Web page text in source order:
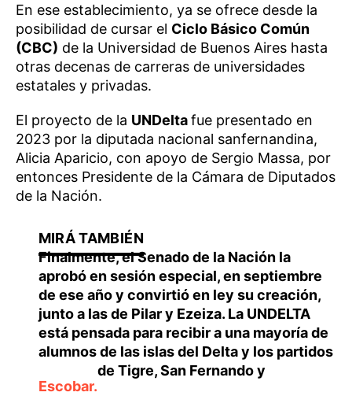
En ese establecimiento, ya se ofrece desde la
posibilidad de cursar el Ciclo Básico Común
(CBC) de la Universidad de Buenos Aires hasta
otras decenas de carreras de universidades
estatales y privadas.
El proyecto de la UNDeltafue presentado en
2023 por la diputada nacional sanfernandina,
Alicia Aparicio, con apoyo de Sergio Massa, por
entonces Presidente de la Cámara de Diputados
de la Nación.
Finalmente, el Senado de la Nación la
aprobó en sesión especial, en septiembre
de ese año y convirtió en ley su creación,
junto a las de Pilar y Ezeiza. La UNDELTA
está pensada para recibir a una mayoría de
alumnos de las islas del Delta y los partidos
de Tigre,San Fernando y
Escobar.